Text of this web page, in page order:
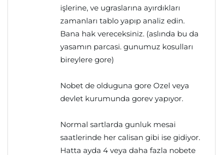
işlerine, ve ugraslarına ayırdıkları
zamanları tablo yapıp analiz edin.
Bana hak vereceksiniz. (aslında bu da
yasamın parcasi. gunumuz kosulları
bireylere gore)
Nobet de olduguna gore Ozel veya
devlet kurumunda gorev yapıyor.
Normal sartlarda gunluk mesai
saatlerinde her calisan gibi ise gidiyor.
Hatta ayda 4 veya daha fazla nobete